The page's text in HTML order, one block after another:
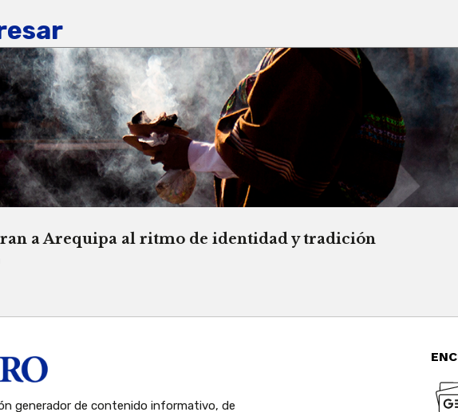
a Arequipa al ritmo de identidad y tradición
generador de contenido informativo, de